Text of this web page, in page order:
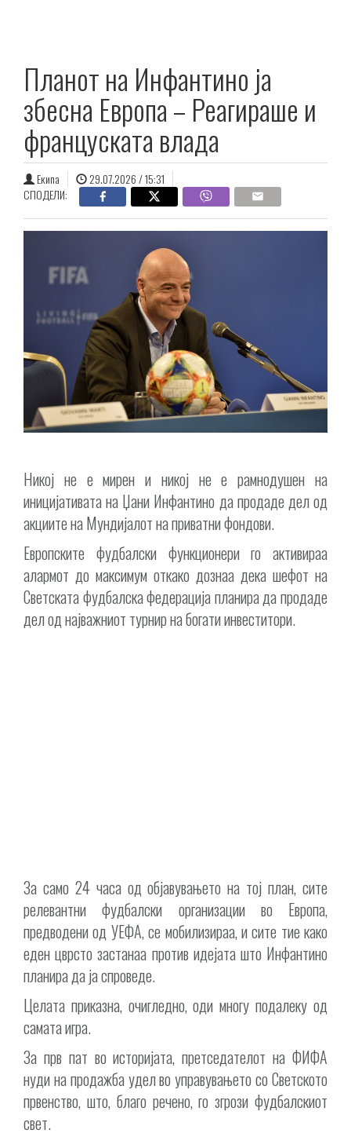
Планот на Инфантино ја
збесна Европа – Реагираше и
француската влада
Екипа
29.07.2026 / 15:31
СПОДЕЛИ:
Никој не е мирен и никој не е рамнодушен на
иницијативата на Џани Инфантино да продаде дел од
акциите на Мундијалот на приватни фондови.
Европските фудбалски функционери го активираа
алармот до максимум откако дознаа дека шефот на
Светската фудбалска федерација планира да продаде
дел од најважниот турнир на богати инвеститори.
За само 24 часа од објавувањето на тој план, сите
релевантни фудбалски организации во Европа,
предводени од УЕФА, се мобилизираа, и сите тие како
еден цврсто застанаа против идејата што Инфантино
планира да ја спроведе.
Целата приказна, очигледно, оди многу подалеку од
самата игра.
За прв пат во историјата, претседателот на ФИФА
нуди на продажба удел во управувањето со Светското
првенство, што, благо речено, го згрози фудбалскиот
свет.